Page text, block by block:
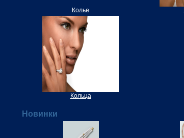
Колье
Кольца
Новинки